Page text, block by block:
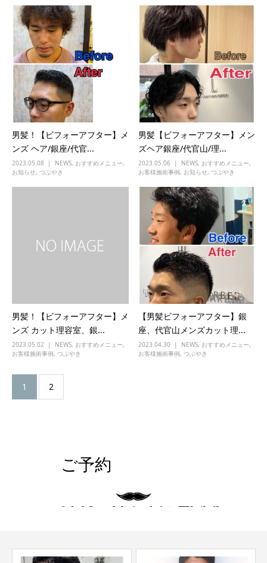
男髪！【ビフォーアフター】メ
ンズ ヘア/銀座/代官...
2023.05.08 NEWS, おすすめメニュー,
お知らせ, つぶやき
男髪【ビフォーアフター】メン
ズヘア銀座/代官山/理...
2023.05.06 NEWS, おすすめメニュー,
お客様施術事例, お知らせ, つぶやき
男髪！【ビフォーアフター】メ
ンズ カット理容室、銀...
2023.05.02 NEWS, おすすめメニュー,
お客様施術事例, つぶやき
【男髪ビフォーアフター】銀
座、代官山メンズカット理...
2023.04.30 NEWS, おすすめメニュー,
お客様施術事例, つぶやき
1 2
ご予約